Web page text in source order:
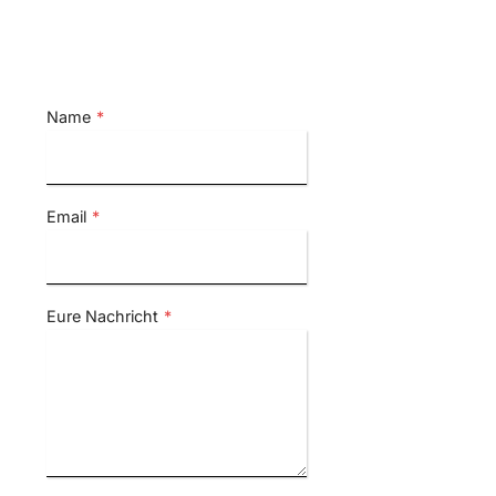
Name *
Email *
Eure Nachricht *